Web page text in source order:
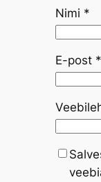
Nimi *
E-post *